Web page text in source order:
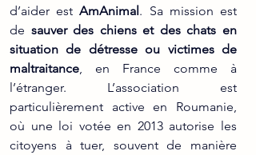
d’aider est AmAnimal. Sa mission est
de sauver des chiens et des chats en
situation de détresse ou victimes de
maltraitance , en France comme à
l’étranger. L’association est
particulièrement active en Roumanie,
où une loi votée en 2013 autorise les
citoyens à tuer, souvent de manière